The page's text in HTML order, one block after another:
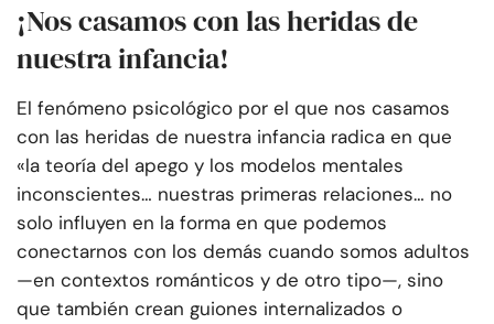
¡Nos casamos con las heridas de
nuestra infancia!
El fenómeno psicológico por el que nos casamos
con las heridas de nuestra infancia radica en que
«la teoría del apego y los modelos mentales
inconscientes… nuestras primeras relaciones… no
solo influyen en la forma en que podemos
conectarnos con los demás cuando somos adultos
—en contextos románticos y de otro tipo—, sino
que también crean guiones internalizados o